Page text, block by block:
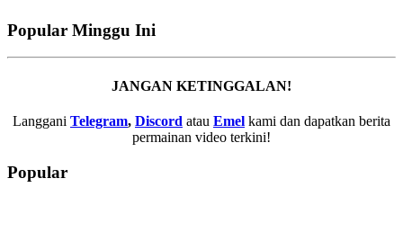
Popular Minggu Ini
JANGAN KETINGGALAN!
Langgani Telegram, Discord atau Emel kami dan dapatkan berita
permainan video terkini!
Popular